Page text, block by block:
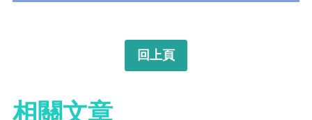
回上頁
相關文章